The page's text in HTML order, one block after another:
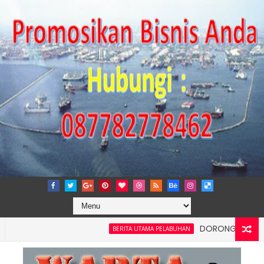
BERITA UTAMA PELABUHAN
DORONG KEMANDIRIAN
Kelancaran Logistik, IPC TPK Siap Operasikan Alat Pemindai